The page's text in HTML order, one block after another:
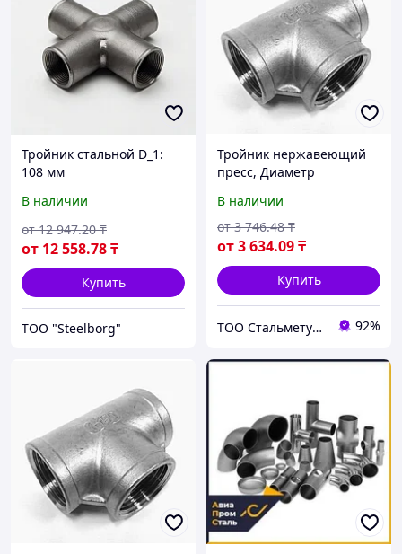
Тройник стальной D_1:
108 мм
В наличии
от 12 558.78₸
от 12 947.20 ₸
Купить
ТОО "Steelborg"
Тройник нержавеющий
пресс, Диаметр
В наличии
от3 634.09₸
от 3 746.48 ₸
Купить
ТОО Стальметурал 92%